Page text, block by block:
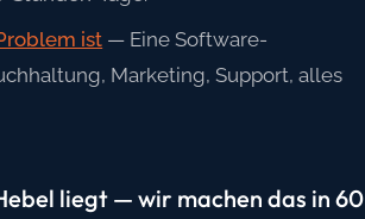
ist — Eine Software-
Marketing, Support, alles
liegt — wir machen das in 60